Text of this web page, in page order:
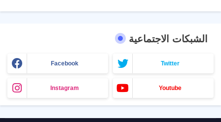
الشبكات الاجتماعية
Facebook Twitter
Instagram Youtube